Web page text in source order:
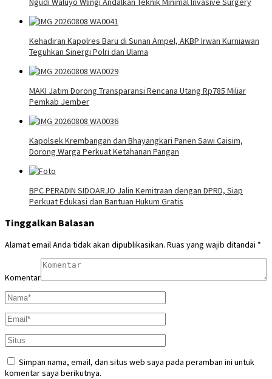
Kehadiran Kapolres Baru di Sunan Ampel, AKBP Irwan Kurniawan
Teguhkan Sinergi Polri dan Ulama
MAKI Jatim Dorong Transparansi Rencana Utang Rp785 Miliar
Pemkab Jember
Kapolsek Krembangan dan Bhayangkari Panen Sawi Caisim,
Dorong Warga Perkuat Ketahanan Pangan
BPC PERADIN SIDOARJO Jalin Kemitraan dengan DPRD, Siap
Perkuat Edukasi dan Bantuan Hukum Gratis
Tinggalkan Balasan
Alamat email Anda tidak akan dipublikasikan. Ruas yang wajib ditandai *
Komentar
Simpan nama, email, dan situs web saya pada peramban ini untuk
komentar saya berikutnya.